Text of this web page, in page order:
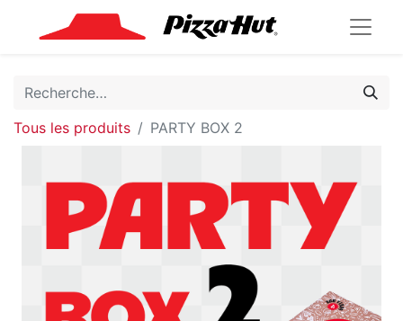
Tous les produits PARTY BOX 2